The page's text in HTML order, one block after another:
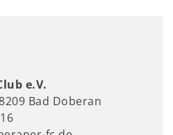
e.V.
Bad Doberan